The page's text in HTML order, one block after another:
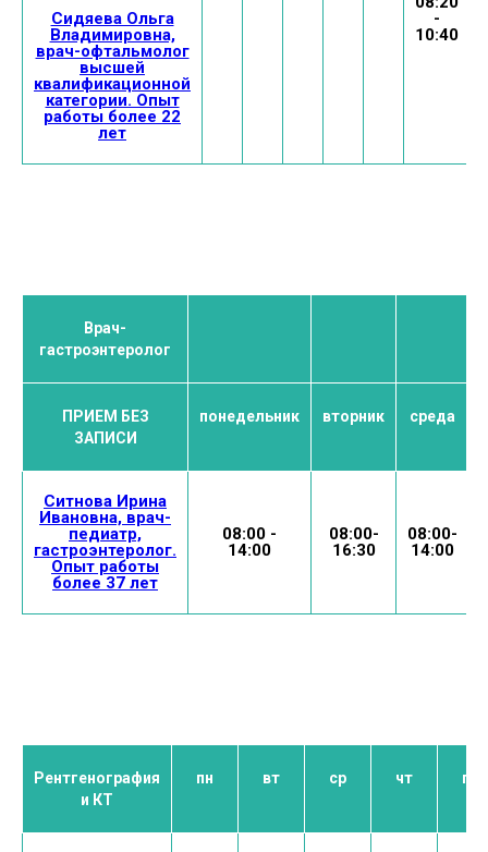
Сидяева Ольга
Владимировна,
врач-офтальмолог
высшей
квалификационной
категории. Опыт
работы более 22
лет
-
10:40
Врач-
гастроэнтеролог
ПРИЕМ БЕЗ
ЗАПИСИ
понедельник вторник среда
Ситнова Ирина
Ивановна, врач-
педиатр,
гастроэнтеролог.
Опыт работы
более 37 лет
08:00 -
14:00
08:00-
16:30
08:00-
14:00
Рентгенография
и КТ
пн вт ср чт пт